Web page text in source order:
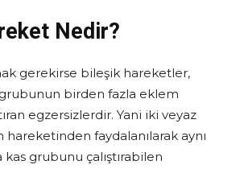
Nedir?
gerekirse bileşik hareketler,
birden fazla eklem
egzersizlerdir. Yani iki veyaz
faydalanılarak aynı
grubunu çalıştırabilen